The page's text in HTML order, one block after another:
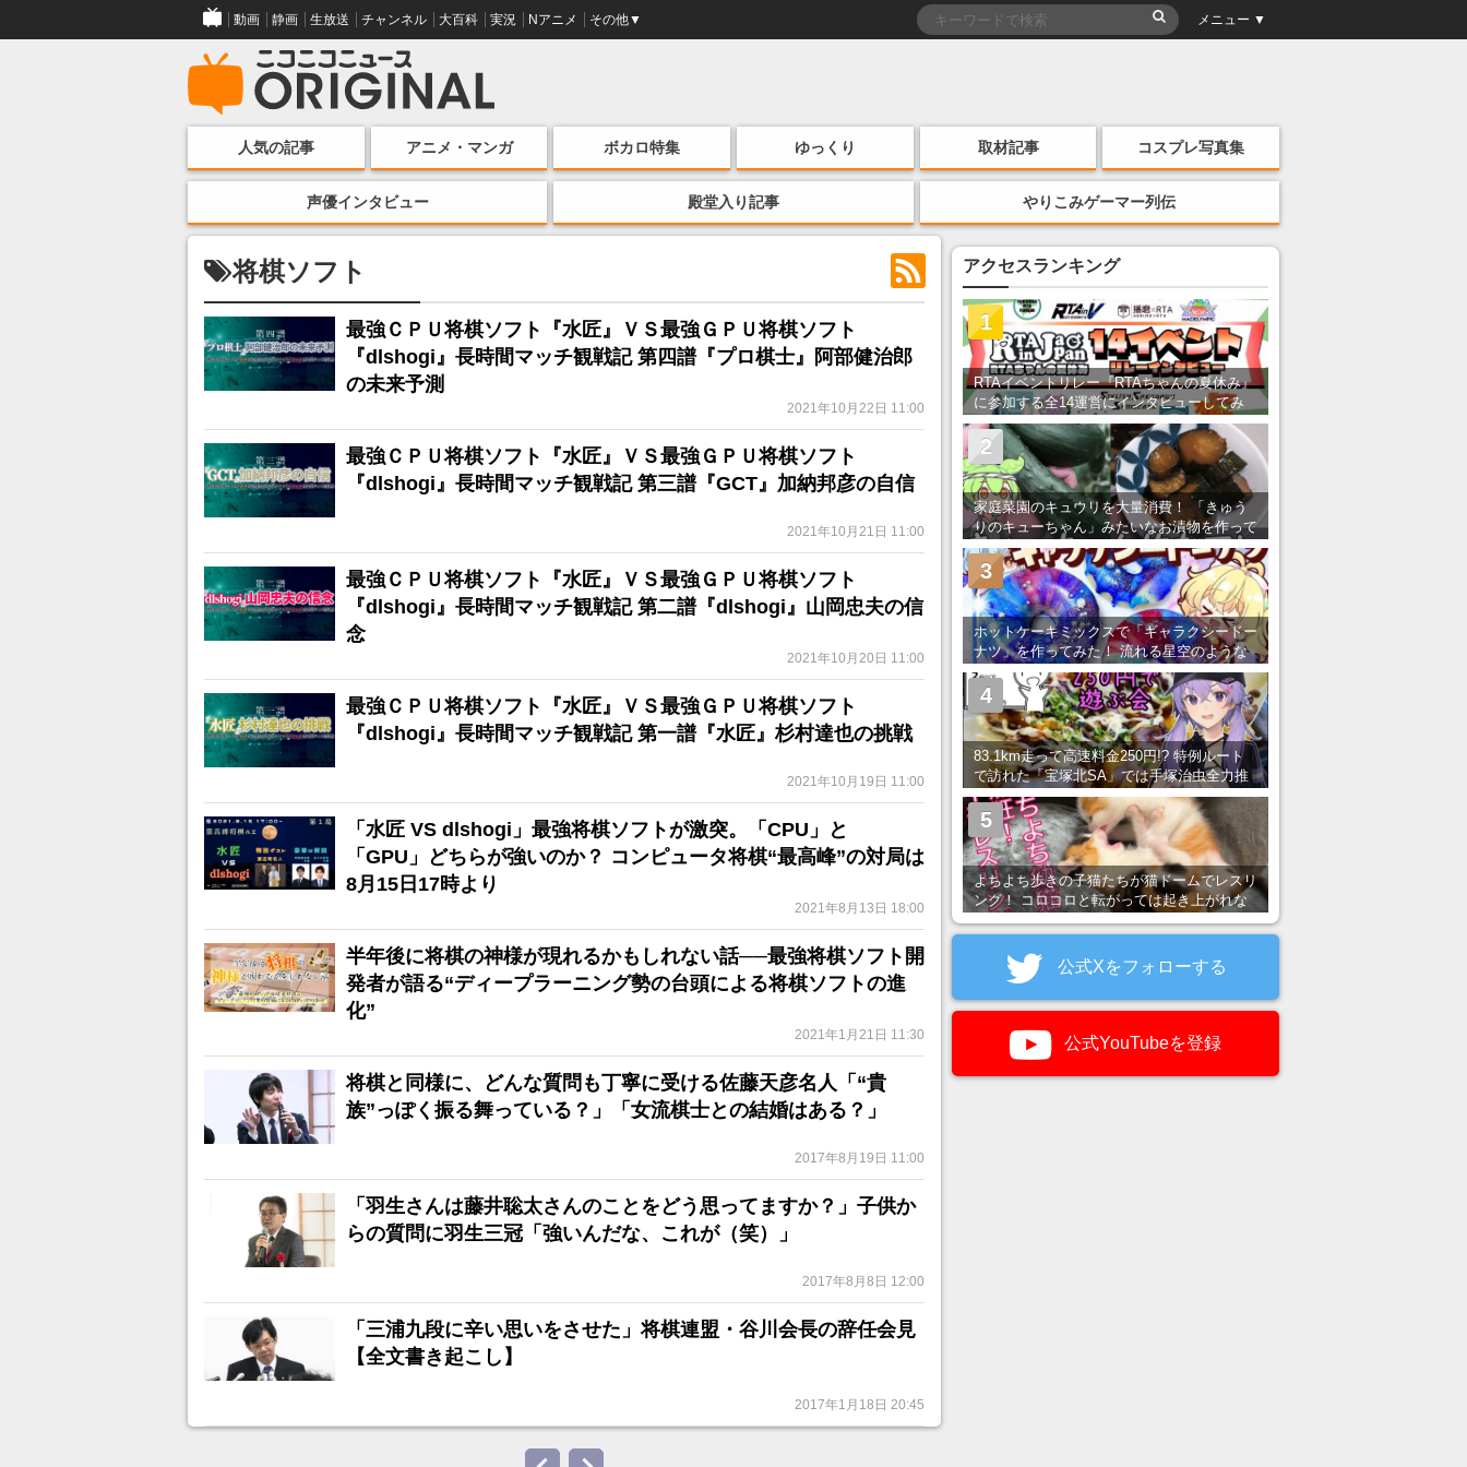
動画 静画 生放送 チャンネル 大百科 実況 Nアニメ その他▼ メニュー ▼
人気の記事 アニメ・マンガ ボカロ特集 ゆっくり 取材記事 コスプレ写真集
声優インタビュー 殿堂入り記事 やりこみゲーマー列伝
将棋ソフト
最強ＣＰＵ将棋ソフト『水匠』ＶＳ最強ＧＰＵ将棋ソフト
『dlshogi』長時間マッチ観戦記 第四譜『プロ棋士』阿部健治郎
の未来予測
2021年10月22日 11:00
最強ＣＰＵ将棋ソフト『水匠』ＶＳ最強ＧＰＵ将棋ソフト
『dlshogi』長時間マッチ観戦記 第三譜『GCT』加納邦彦の自信
2021年10月21日 11:00
最強ＣＰＵ将棋ソフト『水匠』ＶＳ最強ＧＰＵ将棋ソフト
『dlshogi』長時間マッチ観戦記 第二譜『dlshogi』山岡忠夫の信
念
2021年10月20日 11:00
最強ＣＰＵ将棋ソフト『水匠』ＶＳ最強ＧＰＵ将棋ソフト
『dlshogi』長時間マッチ観戦記 第一譜『水匠』杉村達也の挑戦
2021年10月19日 11:00
「水匠 VS dlshogi」最強将棋ソフトが激突。「CPU」と
「GPU」どちらが強いのか？ コンピュータ将棋“最高峰”の対局は
8月15日17時より
2021年8月13日 18:00
半年後に将棋の神様が現れるかもしれない話──最強将棋ソフト開
発者が語る“ディープラーニング勢の台頭による将棋ソフトの進
化”
2021年1月21日 11:30
将棋と同様に、どんな質問も丁寧に受ける佐藤天彦名人「“貴
族”っぽく振る舞っている？」「女流棋士との結婚はある？」
2017年8月19日 11:00
「羽生さんは藤井聡太さんのことをどう思ってますか？」子供か
らの質問に羽生三冠「強いんだな、これが（笑）」
2017年8月8日 12:00
「三浦九段に辛い思いをさせた」将棋連盟・谷川会長の辞任会見
【全文書き起こし】
2017年1月18日 20:45
アクセスランキング
RTAイベントリレー『RTAちゃんの夏休み』
に参加する全14運営にインタビューしてみ
た！ 「RTA in Japan」のチャンネルの貸し
出しを利用し8/9から1週間にわたって開催
1
家庭菜園のキュウリを大量消費！ 「きゅう
りのキューちゃん」みたいなお漬物を作って
みた
2
ホットケーキミックスで「ギャラクシードー
ナツ」を作ってみた！ 流れる星空のような
レンチン・レシピを紹介
3
83.1km走って高速料金250円!? 特例ルート
で訪れた「宝塚北SA」では手塚治虫全力推
し＆関西グルメが楽しめる！
4
よちよち歩きの子猫たちが猫ドームでレスリ
ング！ コロコロと転がっては起き上がれな
い姿が可愛すぎる
5
公式Xをフォローする
公式YouTubeを登録